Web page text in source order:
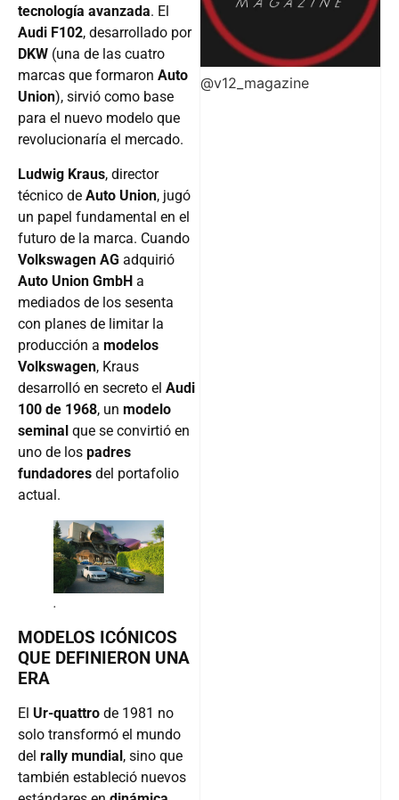
tecnología avanzada. El
Audi F102, desarrollado por
DKW (una de las cuatro
marcas que formaron Auto
Union), sirvió como base
para el nuevo modelo que
revolucionaría el mercado.
Ludwig Kraus, director
técnico de Auto Union, jugó
un papel fundamental en el
futuro de la marca. Cuando
Volkswagen AG adquirió
Auto Union GmbH a
mediados de los sesenta
con planes de limitar la
producción a modelos
Volkswagen, Kraus
desarrolló en secreto el Audi
100 de 1968, un modelo
seminal que se convirtió en
uno de los padres
fundadores del portafolio
actual.
.
MODELOS ICÓNICOS
QUE DEFINIERON UNA
ERA
El Ur-quattro de 1981 no
solo transformó el mundo
del rally mundial , sino que
también estableció nuevos
@v12_magazine